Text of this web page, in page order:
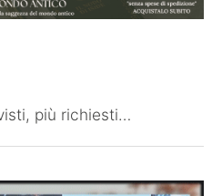
più richiesti…